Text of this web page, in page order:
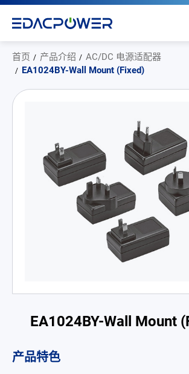
首页 产品介绍
AC/DC 电源适配器
EA1024BY-Wall Mount (Fixed)
EA1024BY-Wall Mount
产品特色
AC/DC 电源适配器
AC/DC 医疗电源供应器
DC/DC 电源适配器
LED 电源